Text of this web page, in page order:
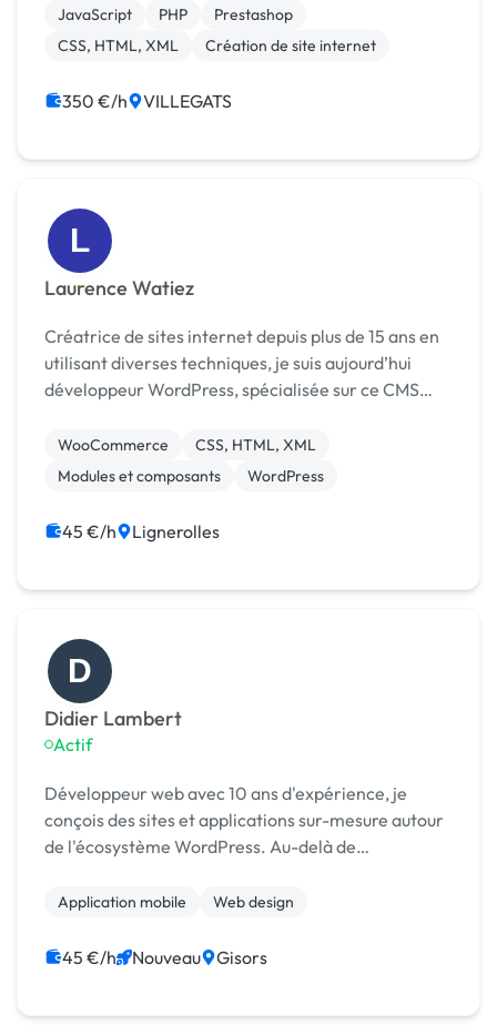
via divers moyens (téléphone, réseaux sociaux,...
JavaScript PHP
Prestashop
CSS, HTML, XML
Création de site internet
350 €/h VILLEGATS
L
Laurence Watiez
Créatrice de sites internet depuis plus de 15 ans en
utilisant diverses techniques, je suis aujourd’hui
développeur WordPress, spécialisée sur ce CMS
former. Des sites vitrines aux sites Woocommerce
je...
WooCommerce
CSS, HTML, XML
Modules et composants
WordPress
45 €/h Lignerolles
D
Didier Lambert
Actif
Développeur web avec 10 ans d'expérience, je
conçois des sites et applications sur-mesure autour
de l'écosystème WordPress. Au-delà de
mobile
Application mobile Web design
45 €/h Nouveau Gisors